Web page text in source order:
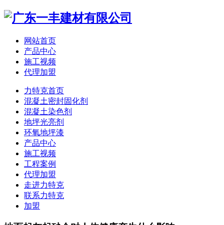
网站首页
产品中心
施工视频
代理加盟
力特克首页
混凝土密封固化剂
混凝土染色剂
地坪光亮剂
环氧地坪漆
产品中心
施工视频
工程案例
代理加盟
走进力特克
联系力特克
加盟